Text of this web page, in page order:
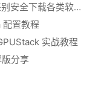
“银狐病毒”有感，小白如何鉴别安全下载各类软件
置教程
实战教程
分享